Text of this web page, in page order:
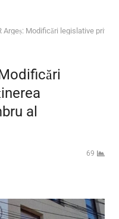
Argeș: Modificări legislative
al
69